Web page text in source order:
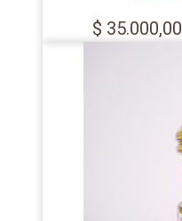
$ 35.000,00